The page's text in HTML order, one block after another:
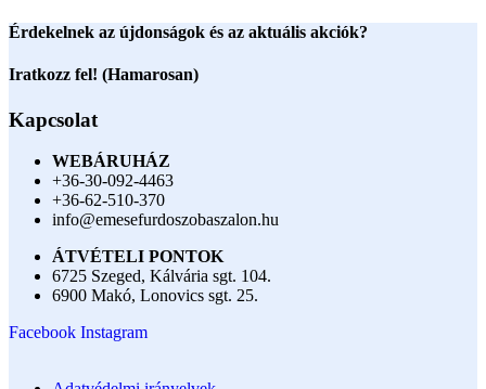
Érdekelnek az újdonságok és az aktuális akciók?
Iratkozz fel! (Hamarosan)
Kapcsolat
WEBÁRUHÁZ
+36-30-092-4463
+36-62-510-370
info@emesefurdoszobaszalon.hu
ÁTVÉTELI PONTOK
6725 Szeged, Kálvária sgt. 104.​
6900 Makó, Lonovics sgt. 25.
Facebook Instagram